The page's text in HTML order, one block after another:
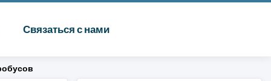
Связаться с нами